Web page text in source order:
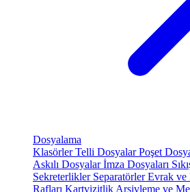
Dosyalama
KlasörlerTelli DosyalarPoşet
Askılı Dosyalarİmza Dosyaları
Sekreterlikler SeparatörlerEvrak ve
Rafları Kartvizitlik Arşivleme ve